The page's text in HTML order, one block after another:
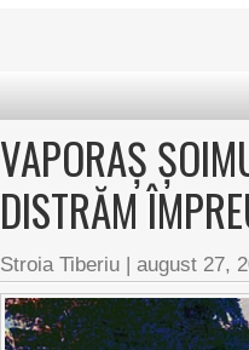
VAPORAȘ
DISTRĂM
Stroia Tiberiu |august 27,